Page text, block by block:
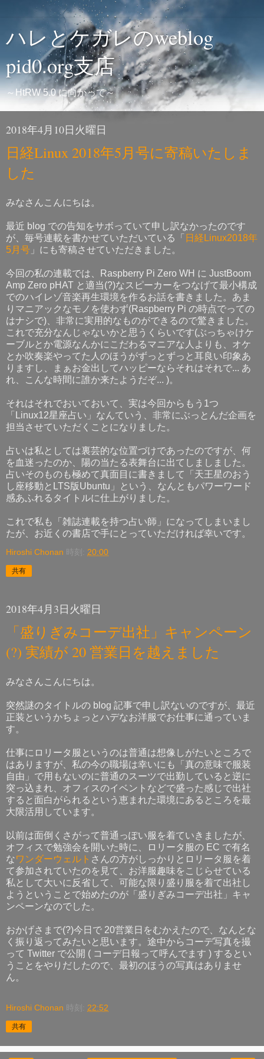
ハレとケガレのweblog
pid0.org支店
～HtRW 5.0 に向かって～
2018年4月10日火曜日
日経Linux 2018年5月号に寄稿いたしま
した
みなさんこんにちは。
最近 blog での告知をサボっていて申し訳なかったのです
が、毎号連載を書かせていただいている「 日経Linux2018年
5月号 」にも寄稿させていただきました。
今回の私の連載では、Raspberry Pi Zero WH に JustBoom
Amp Zero pHAT と適当(?)なスピーカーをつなげて最小構成
でのハイレゾ音楽再生環境を作るお話を書きました。あま
りマニアックなモノを使わず(Raspberry Pi の時点でっての
はナシで)、非常に実用的なものができるので驚きました。
これで充分なんじゃないかと思うくらいです(ぶっちゃけケ
ーブルとか電源なんかにこだわるマニアな人よりも、オケ
とか吹奏楽やってた人のほうがずっとずっと耳良い印象あ
りますし、まぁお金出してハッピーならそれはそれで... あ
れ、こんな時間に誰か来たようだぞ... )。
それはそれでおいておいて、実は今回からもう1つ
「Linux12星座占い」なんていう、非常にぶっとんだ企画を
担当させていただくことになりました。
占いは私としては裏芸的な位置づけであったのですが、何
を血迷ったのか、陽の当たる表舞台に出てしましました。
占いそのものも極めて真面目に書きまして「天王星のおう
し座移動とLTS版Ubuntu」という、なんともパワーワード
感あふれるタイトルに仕上がりました。
これで私も「雑誌連載を持つ占い師」になってしまいまし
たが、お近くの書店で手にとっていただければ幸いです。
Hiroshi Chonan 時刻: 20:00
共有
2018年4月3日火曜日
「盛りぎみコーデ出社」キャンペーン
(?) 実績が 20 営業日を越えました
みなさんこんにちは。
突然謎のタイトルの blog 記事で申し訳ないのですが、最近
正装というかちょっとハデなお洋服でお仕事に通っていま
す。
仕事にロリータ服というのは普通は想像しがたいところで
はありますが、私の今の職場は幸いにも「真の意味で服装
自由」で用もないのに普通のスーツで出勤していると逆に
突っ込まれ、オフィスのイベントなどで盛った感じで出社
すると面白がられるという恵まれた環境にあるところを最
大限活用しています。
以前は面倒くさがって普通っぽい服を着ていきましたが、
オフィスで勉強会を開いた時に、ロリータ服の EC で有名
なワンダーウェルト さんの方がしっかりとロリータ服を着
て参加されていたのを見て、お洋服趣味をこじらせている
私として大いに反省して、可能な限り盛り服を着て出社し
ようということで始めたのが「盛りぎみコーデ出社」キャ
ンペーンなのでした。
おかげさまで(?)今日で 20営業日をむかえたので、なんとな
く振り返ってみたいと思います。途中からコーデ写真を撮
って Twitter で公開 ( コーデ日報って呼んでます ) するとい
うことをやりだしたので、最初のほうの写真はありませ
ん。
Hiroshi Chonan 時刻: 22:52
共有